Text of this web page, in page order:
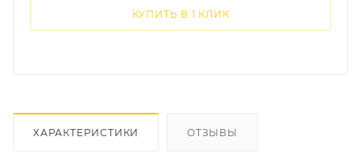
КУПИТЬ В 1 КЛИК
ХАРАКТЕРИСТИКИ ОТЗЫВЫ